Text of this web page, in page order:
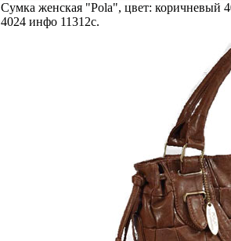
Сумка женская "Pola", цвет: коричневый
4024 инфо 11312c.